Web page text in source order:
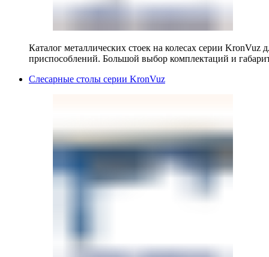
Каталог металлических стоек на колесах серии KronVuz
приспособлений. Большой выбор комплектаций и
Слесарные столы серии KronVuz